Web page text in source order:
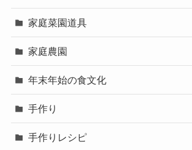
家庭菜園道具
家庭農園
年末年始の食文化
手作り
手作りレシピ